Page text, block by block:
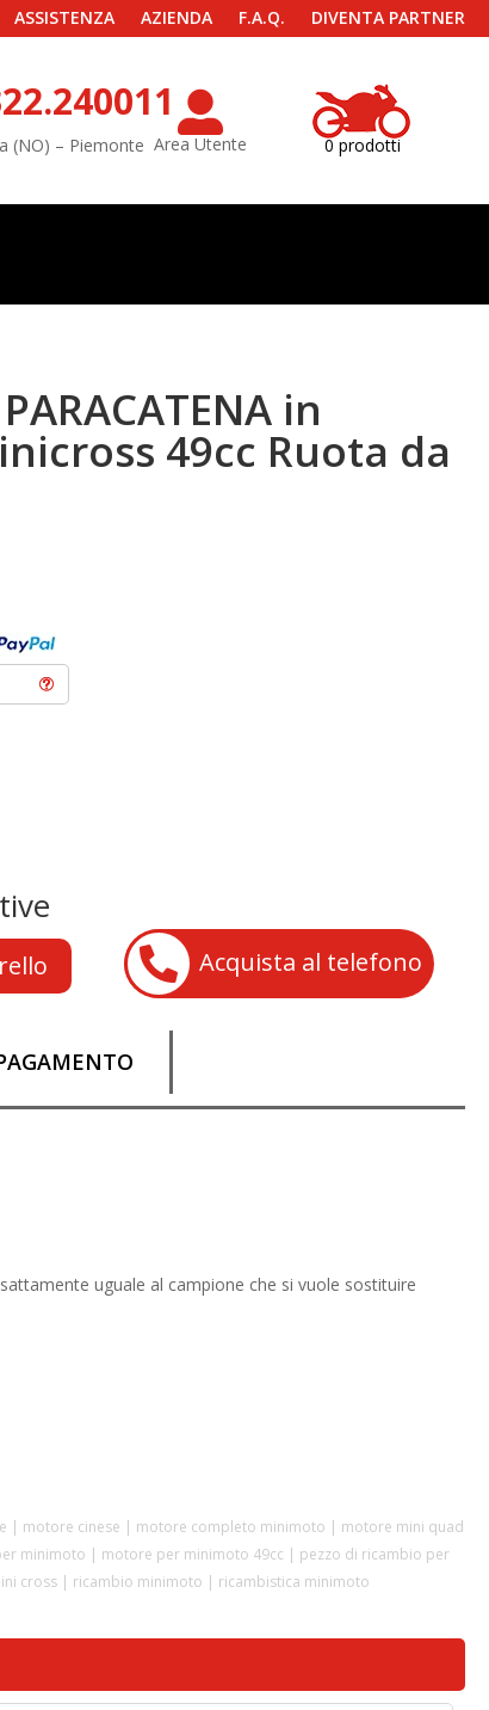
ASSISTENZA AZIENDA F.A.Q. DIVENTA PARTNER
(NO) – Piemonte

Area Utente 0 prodotti
in
49cc Ruota da
 Acquista al telefono
uguale al campione che si vuole sostituire
| motore cinese | motore completo minimoto | motore mini quad
minimoto | motore per minimoto 49cc | pezzo di ricambio per
cross | ricambio minimoto | ricambistica minimoto